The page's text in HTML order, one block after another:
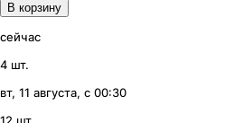
В корзину
сейчас
4 шт.
вт, 11 августа, с 00:30